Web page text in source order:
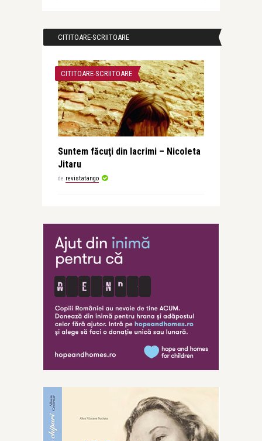
CITITOARE-SCRIITOARE
CITITOARE-SCRIITOARE
Suntem făcuţi din lacrimi – Nicoleta
Jitaru
de revistatango